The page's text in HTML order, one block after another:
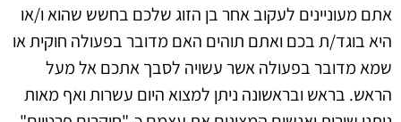
אתם מעוניינים לעקוב אחר בן הזוג שלכם בחשש שהוא ו/או
היא בוגד/ת בכם ואתם תוהים האם מדובר בפעולה חוקית או
שמא מדובר בפעולה אשר עשויה לסבך אתכם אל מעל
הראש. בראש ובראשונה ניתן למצוא היום עשרות ואף מאות